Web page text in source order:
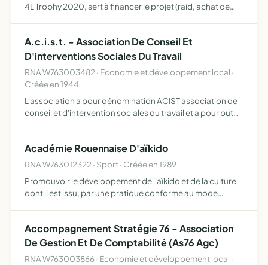
4L Trophy 2020, sert à financer le projet (raid, achat de
A.c.i.s.t. - Association De Conseil Et
D'interventions Sociales Du Travail
RNA W763003482 · Economie et développement local ·
Créée en 1944
L'association a pour dénomination ACIST association de
conseil et d'intervention sociales du travail et a pour but
Académie Rouennaise D'aïkido
RNA W763012322 · Sport · Créée en 1989
Promouvoir le développement de l'aïkido et de la culture
dont il est issu, par une pratique conforme au mode
Accompagnement Stratégie 76 - Association
De Gestion Et De Comptabilité (As76 Agc)
RNA W763003866 · Economie et développement local ·